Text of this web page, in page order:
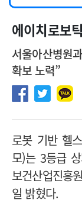
[이대목동병원] 하
[서울아산병원]
에이치로보
서울아산병원
확보 노력”
로봇 기반 헬
모)는 3등급
보건산업진흥
일 밝혔다.